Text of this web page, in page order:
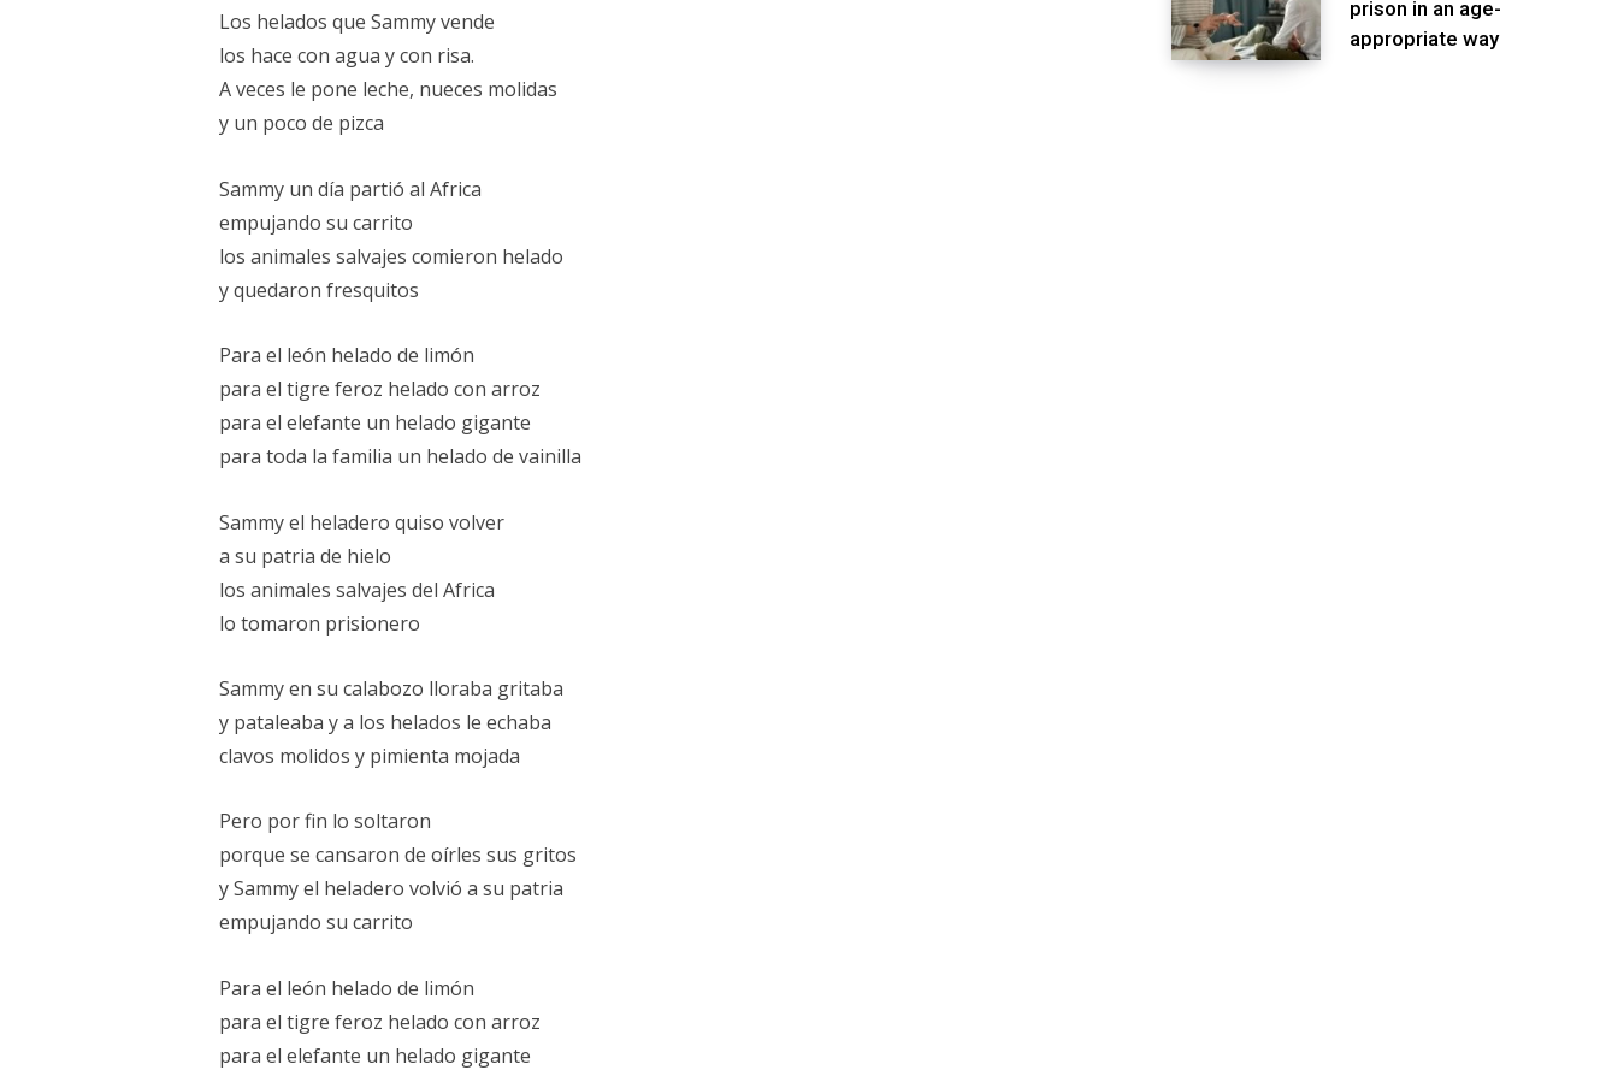
Los helados que Sammy vende
los hace con agua y con risa.
A veces le pone leche, nueces molidas
y un poco de pizca
Sammy un día partió al Africa
empujando su carrito
los animales salvajes comieron helado
y quedaron fresquitos
Para el león helado de limón
para el tigre feroz helado con arroz
para el elefante un helado gigante
para toda la familia un helado de vainilla
Sammy el heladero quiso volver
a su patria de hielo
los animales salvajes del Africa
lo tomaron prisionero
Sammy en su calabozo lloraba gritaba
y pataleaba y a los helados le echaba
clavos molidos y pimienta mojada
Pero por fin lo soltaron
porque se cansaron de oírles sus gritos
y Sammy el heladero volvió a su patria
empujando su carrito
Para el león helado de limón
para el tigre feroz helado con arroz
para el elefante un helado gigante
prison in an age-
appropriate way